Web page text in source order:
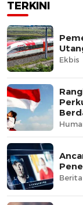
TERKINI
Ekbis
Berita